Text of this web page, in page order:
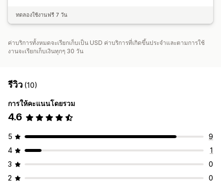
ทดลองใช้งานฟรี 7 วัน
ค่าบริการทั้งหมดจะเรียกเก็บเป็น USD ค่าบริการที่เกิดขึ้นประจำและตามการใช้
งานจะเรียกเก็บเงินทุกๆ 30 วัน
รีวิว (10)
การให้คะแนนโดยรวม
4.6
5
9
4
1
3
0
2
0